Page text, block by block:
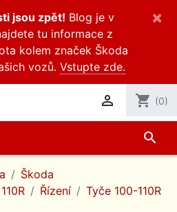
jsou zpět! Blog je v
tu informace z
kolem značek Škoda
vozů. Vstupte zde.
×
 shopping_cart (0)
search
Škoda
Řízení Tyče 100-110R